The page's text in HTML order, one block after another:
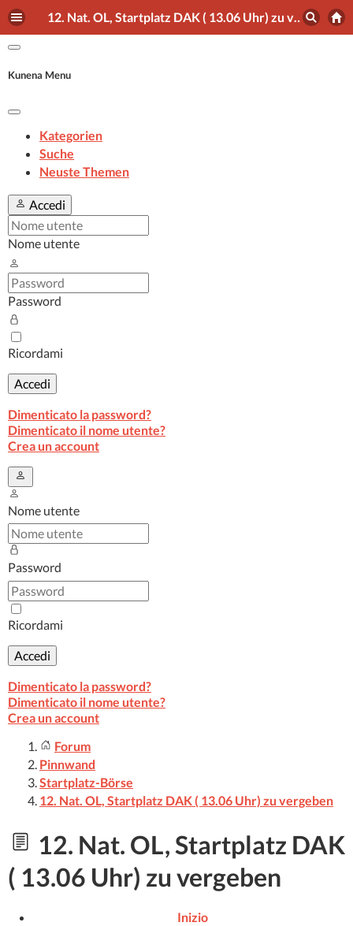
12. Nat. OL, Startplatz DAK ( 13.06 Uhr) zu vergeben - Swiss-Orienteering Forum
Kunena Menu
Kategorien
Suche
Neuste Themen
Accedi
Nome utente
Password
Ricordami
Accedi
Dimenticato la password?
Dimenticato il nome utente?
Crea un account
Nome utente
Password
Ricordami
Accedi
Dimenticato la password?
Dimenticato il nome utente?
Crea un account
Forum
Pinnwand
Startplatz-Börse
12. Nat. OL, Startplatz DAK ( 13.06 Uhr) zu vergeben
12. Nat. OL, Startplatz DAK
( 13.06 Uhr) zu vergeben
Inizio